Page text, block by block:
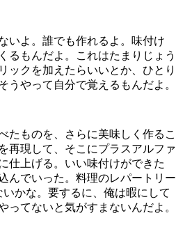
よ。誰でも作れるよ。味付け
るもんだよ。これはたまりじょう
ックを加えたらいいとか、ひとり
うやって自分で覚えるもんだよ。
ものを、さらに美味しく作るこ
再現して、そこにプラスアルファ
仕上げる。いい味付けができた
んでいった。料理のレパートリー
かな。要するに、俺は暇にして
ってないと気がすまないんだよ。